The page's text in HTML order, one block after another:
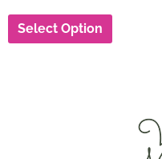
Select Option